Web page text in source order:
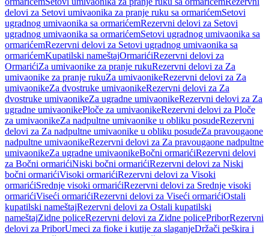
delovi za Setovi umivaonika za pranje ruku sa ormarićemSetovi
ugradnog umivaonika sa ormarićemRezervni delovi za Setovi
ugradnog umivaonika sa ormarićemSetovi ugradnog umivaonika sa
ormarićemRezervni delovi za Setovi ugradnog umivaonika sa
ormarićemKupatilski nameštajOrmarićiRezervni delovi za
OrmarićiZa umivaonike za pranje rukuRezervni delovi za Za
umivaonike za pranje rukuZa umivaonikeRezervni delovi za Za
umivaonikeZa dvostruke umivaonikeRezervni delovi za Za
dvostruke umivaonikeZa ugradne umivaonikeRezervni delovi za Za
ugradne umivaonikePloče za umivaonikeRezervni delovi za Ploče
za umivaonikeZa nadpultne umivaonike u obliku posudeRezervni
delovi za Za nadpultne umivaonike u obliku posudeZa pravougaone
nadpultne umivaonikeRezervni delovi za Za pravougaone nadpultne
umivaonikeZa ugradne umivaonikeBočni ormarićiRezervni delovi
za Bočni ormarićiNiski bočni ormarićiRezervni delovi za Niski
bočni ormarićiVisoki ormarićiRezervni delovi za Visoki
ormarićiSrednje visoki ormarićiRezervni delovi za Srednje visoki
ormarićiViseći ormarićiRezervni delovi za Viseći ormarićiOstali
kupatilski nameštajRezervni delovi za Ostali kupatilski
nameštajZidne policeRezervni delovi za Zidne policePriborRezervni
delovi za PriborUmeci za fioke i kutije za slaganjeDržači peškira i